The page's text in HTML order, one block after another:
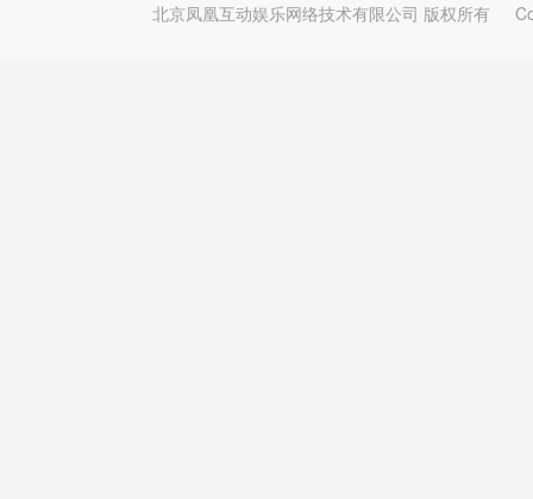
北京凤凰互动娱乐网络技术有限公司 版权所有